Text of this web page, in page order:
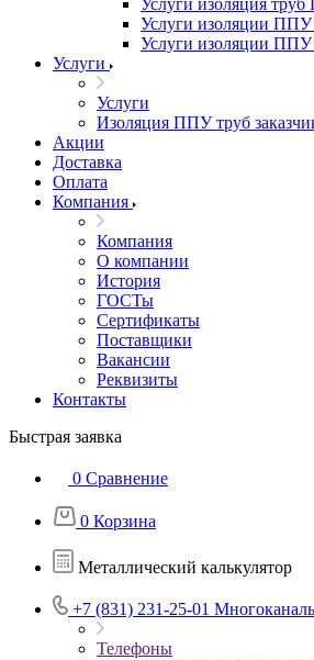
Услуги изоляция
Услуги изоляции
Услуги изоляции
Услуги
Услуги
Изоляция ППУ труб
Акции
Доставка
Оплата
Компания
Компания
О компании
История
ГОСТы
Сертификаты
Поставщики
Вакансии
Реквизиты
Контакты
Быстрая заявка
0 Сравнение
0 Корзина
Металлический калькулятор
+7 (831) 231-25-01
Телефоны